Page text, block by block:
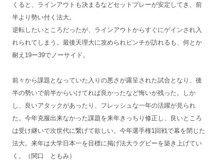
くると、ラインアウトも決まるなどセットプレーが安定してき、前
半より勢い付く法大。
逆転したいところだったが、ラインアウトからすぐにゲインされ入
れられてしまう。最後天理大に攻められピンチが訪れるも、何とか
耐え19ー39でノーサイド。
前々から課題となっていた入りの悪さが露呈された試合となり、後
半の勢いで前半からいけてれば良かったなど悔いが残った。しか
し、良いアタックがあったり、フレッシュな一年の活躍が見られ
た。今年克服出来なかった課題を来年きっちり修正し、良いところ
は受け継いで次世代に繋げて欲しい。今年選手権1回戦で幕を閉じた
法大。来年は大学日本一を目標に掲げ法大ラグビーを築き上げてい
く。（関口 ともみ）